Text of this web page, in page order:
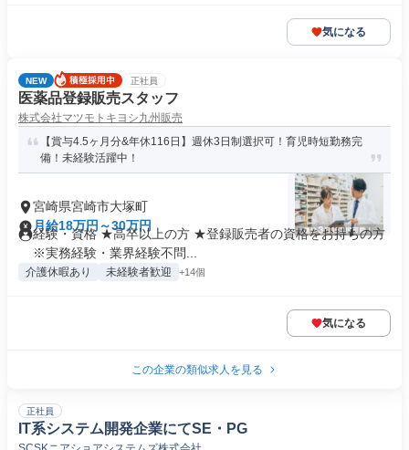
気になる
NEW 正社員
医薬品登録販売スタッフ
株式会社マツモトキヨシ九州販売
【賞与4.5ヶ月分&年休116日】週休3日制選択可！育児時短勤務完
備！未経験活躍中！
宮崎県宮崎市大塚町
月給18万円～30万円
経験・資格 ★高卒以上の方 ★登録販売者の資格をお持ちの方
※実務経験・業界経験不問...
介護休暇あり 未経験者歓迎 +14個
気になる
この企業の類似求人を見る
正社員
IT系システム開発企業にてSE・PG